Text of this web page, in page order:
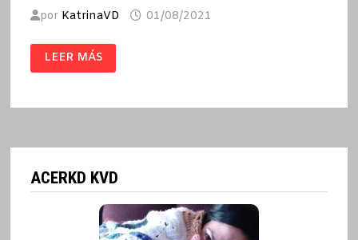
por KatrinaVD 01/08/2021
MAKING
FLU$
/
LEER MÁS
ACERKD KVD